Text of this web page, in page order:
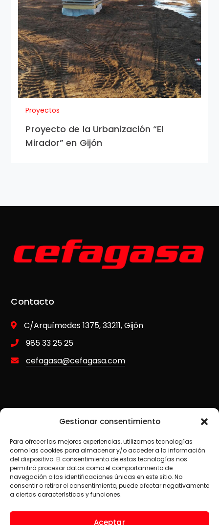
Gestionar consentimiento
Para ofrecer las mejores experiencias, utilizamos tecnologías
como las cookies para almacenar y/o acceder a la información
del dispositivo. El consentimiento de estas tecnologías nos
permitirá procesar datos como el comportamiento de
navegación o las identificaciones únicas en este sitio. No
consentir o retirar el consentimiento, puede afectar negativamente
a ciertas características y funciones.
Aceptar
Proyectos
Proyecto de la Urbanización “El
Mirador” en Gijón
Contacto
C/Arquímedes 1375, 33211, Gijón
985 33 25 25
cefagasa@cefagasa.com